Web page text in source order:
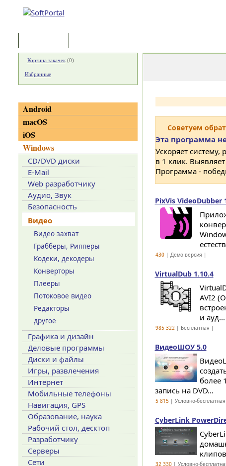
Советуем
Эта программа
Ускоряет
в 1 клик.
Программа -
PixVis VideoDubber
430| Демо версия |
VirtualDub 1.10.4
AVI2
и ауд...
985 322| Бесплатная |
ВидеоШОУ 5.0
более
запись на DVD...
5 815| Условно-
CyberLink
32 330| Условно-
Корзина закачек(0)
Избранные
Android
macOS
iOS
Windows
CD/DVD диски
E-Mail
Web разработчику
Аудио, Звук
Безопасность
Видео
Видео захват
Грабберы, Рипперы
Кодеки, декодеры
Конверторы
Плееры
Потоковое видео
Редакторы
другое
Графика и дизайн
Деловые программы
Диски и файлы
Игры, развлечения
Интернет
Мобильные телефоны
Навигация, GPS
Образование, наука
Рабочий стол, десктоп
Разработчику
Серверы
Сети